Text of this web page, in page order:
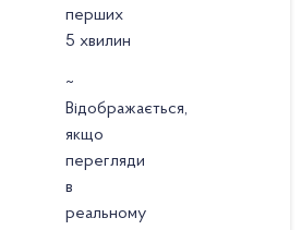
перших
5 хвилин
~
Відображається,
якщо
перегляди
в
реальному